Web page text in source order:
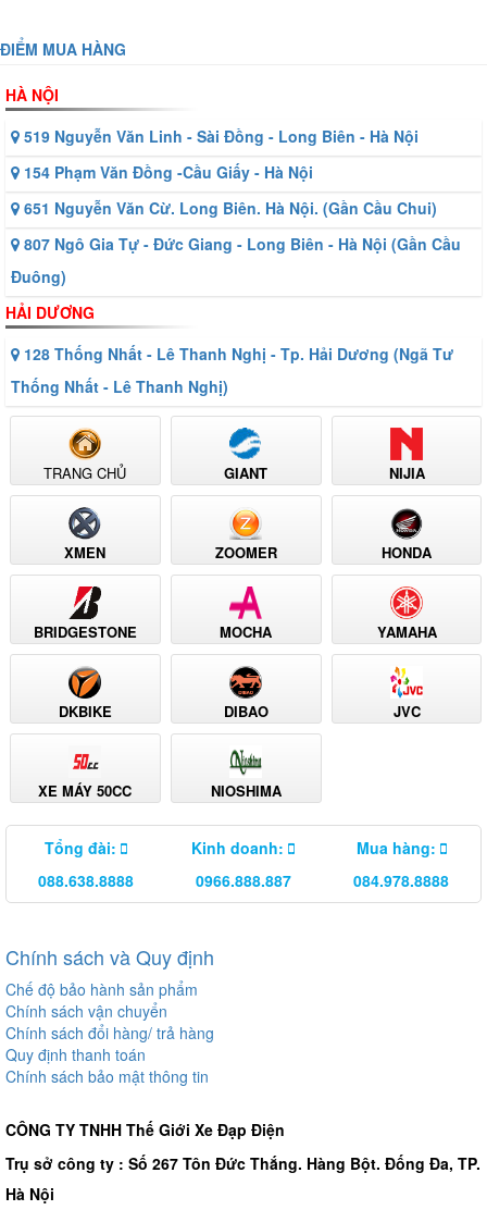
ĐIỂM MUA HÀNG
HÀ NỘI
519 Nguyễn Văn Linh - Sài Đồng - Long Biên - Hà Nội
154 Phạm Văn Đồng -Cầu Giấy - Hà Nội
651 Nguyễn Văn Cừ. Long Biên. Hà Nội. (Gần Cầu Chui)
807 Ngô Gia Tự - Đức Giang - Long Biên - Hà Nội (Gần Cầu
Đuông)
HẢI DƯƠNG
128 Thống Nhất - Lê Thanh Nghị - Tp. Hải Dương (Ngã Tư
Thống Nhất - Lê Thanh Nghị)
TRANG CHỦ GIANT NIJIA
XMEN ZOOMER HONDA
BRIDGESTONE MOCHA YAMAHA
DKBIKE DIBAO JVC
XE MÁY 50CC NIOSHIMA
Tổng đài:
088.638.8888
Kinh doanh:
0966.888.887
Mua hàng:
084.978.8888
Chính sách và Quy định
Chế độ bảo hành sản phẩm
Chính sách vận chuyển
Chính sách đổi hàng/ trả hàng
Quy định thanh toán
Chính sách bảo mật thông tin
CÔNG TY TNHH Thế Giới Xe Đạp Điện
Trụ sở công ty : Số 267 Tôn Đức Thắng. Hàng Bột. Đống Đa, TP.
Hà Nội